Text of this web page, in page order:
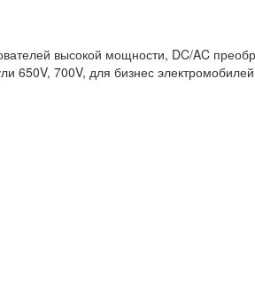
высокой мощности, DC/AC
650V, 700V, для бизнес